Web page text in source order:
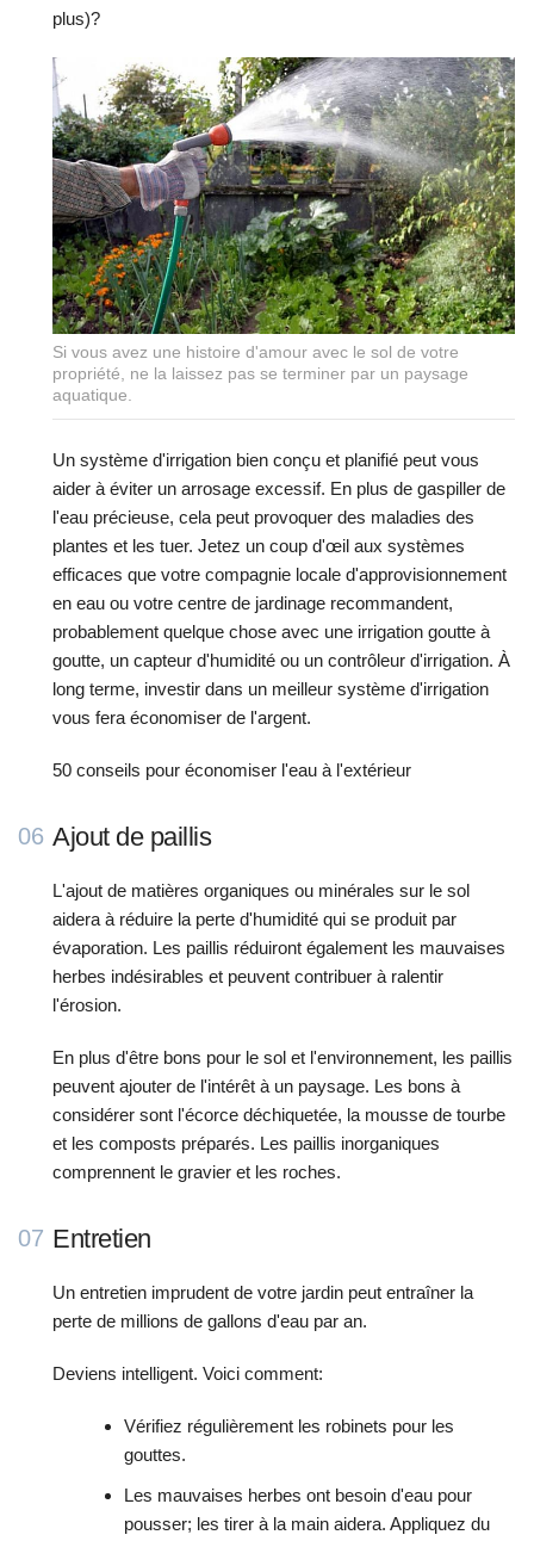
plus)?
Si vous avez une histoire d'amour avec le sol de votre
propriété, ne la laissez pas se terminer par un paysage
aquatique.
Un système d'irrigation bien conçu et planifié peut vous
aider à éviter un arrosage excessif. En plus de gaspiller de
l'eau précieuse, cela peut provoquer des maladies des
plantes et les tuer. Jetez un coup d'œil aux systèmes
efficaces que votre compagnie locale d'approvisionnement
en eau ou votre centre de jardinage recommandent,
probablement quelque chose avec une irrigation goutte à
goutte, un capteur d'humidité ou un contrôleur d'irrigation. À
long terme, investir dans un meilleur système d'irrigation
vous fera économiser de l'argent.
50 conseils pour économiser l'eau à l'extérieur
06 Ajout de paillis
L'ajout de matières organiques ou minérales sur le sol
aidera à réduire la perte d'humidité qui se produit par
évaporation. Les paillis réduiront également les mauvaises
herbes indésirables et peuvent contribuer à ralentir
l'érosion.
En plus d'être bons pour le sol et l'environnement, les paillis
peuvent ajouter de l'intérêt à un paysage. Les bons à
considérer sont l'écorce déchiquetée, la mousse de tourbe
et les composts préparés. Les paillis inorganiques
comprennent le gravier et les roches.
07 Entretien
Un entretien imprudent de votre jardin peut entraîner la
perte de millions de gallons d'eau par an.
Deviens intelligent. Voici comment:
Vérifiez régulièrement les robinets pour les
gouttes.
Les mauvaises herbes ont besoin d'eau pour
pousser; les tirer à la main aidera. Appliquez du